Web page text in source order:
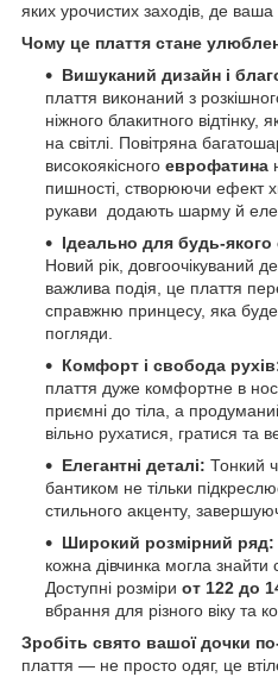
яких урочистих заходів, де
Чому це плаття стане
Вишуканий дизайн і
плаття виконаний з
ніжного блакитного
на світлі. Повітряна
високоякісного еврофатина
пишності, створюючи ефект
рукави додають шарму й
Ідеально для будь-якого
Новий рік, довгоочікуваний
важлива подія, це плаття
справжню принцесу, яка
погляди.
Комфорт і свобода
плаття дуже комфортне в
приємні до тіла, а
вільно рухатися, гратися та
Елегантні деталі: Тонкий
бантиком не тільки
стильного акценту,
Широкий розмірний ряд:
кожна дівчинка могла знайти
Доступні розміри от 122 до
вбрання для різного віку та
Зробіть свято вашої дочки
плаття — не просто одяг, це